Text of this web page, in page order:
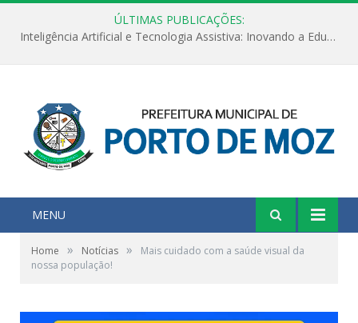
ÚLTIMAS PUBLICAÇÕES:
Inteligência Artificial e Tecnologia Assistiva: Inovando a Educação Especial e Inclusiva
MENU
Home » Notícias »
Mais cuidado com a saúde visual da
nossa população!